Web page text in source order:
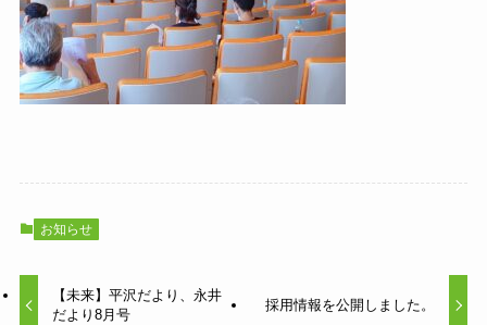
お知らせ
【未来】平沢だより、永井
だより8月号
採用情報を公開しました。